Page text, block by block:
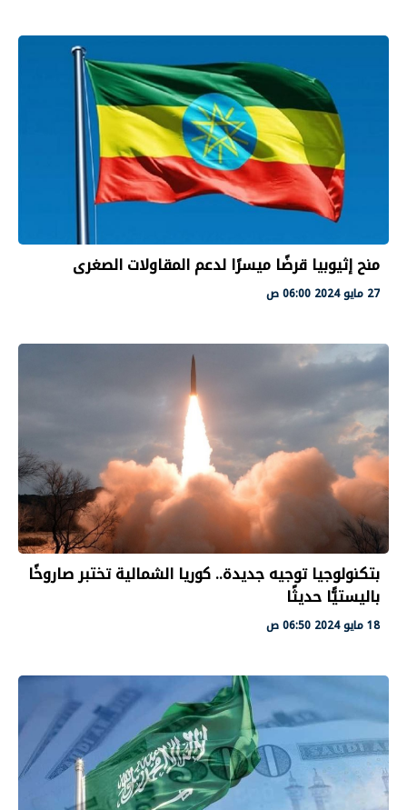
منح إثيوبيا قرضًا ميسرًا لدعم المقاولات الصغرى
27 مايو 2024 06:00 ص
بتكنولوجيا توجيه جديدة.. كوريا الشمالية تختبر صاروخًا
باليستيًّا حديثًا
18 مايو 2024 06:50 ص